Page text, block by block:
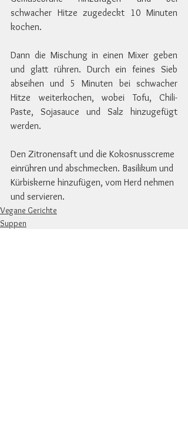
schwacher Hitze zugedeckt 10 Minuten
kochen.
Dann die Mischung in einen Mixer geben
und glatt rühren. Durch ein feines Sieb
abseihen und 5 Minuten bei schwacher
Hitze weiterkochen, wobei Tofu, Chili-
Paste, Sojasauce und Salz hinzugefügt
werden.
Den Zitronensaft und die Kokosnusscreme
einrühren und abschmecken. Basilikum und
Kürbiskerne hinzufügen, vom Herd nehmen
und servieren.
Vegane Gerichte
Suppen